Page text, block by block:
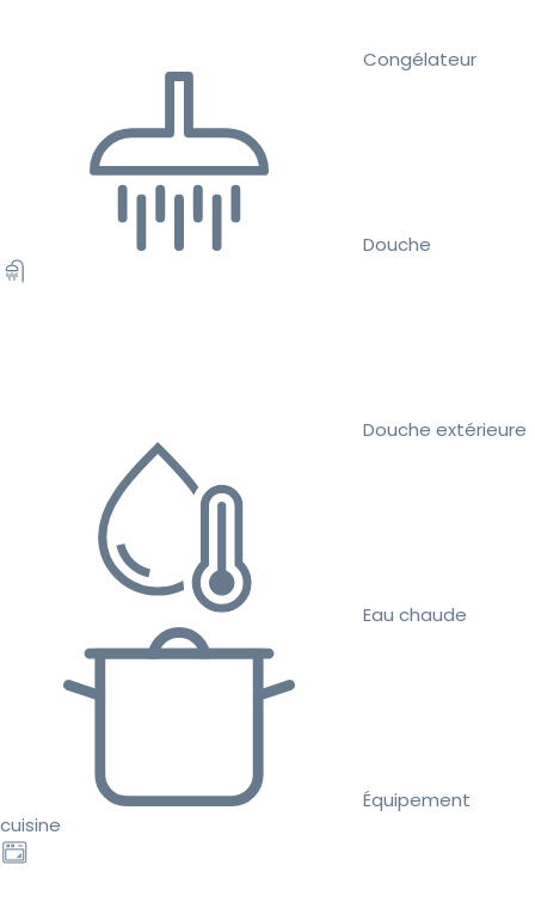
Congélateur
Douche
Douche extérieure
Eau chaude
Équipement
cuisine